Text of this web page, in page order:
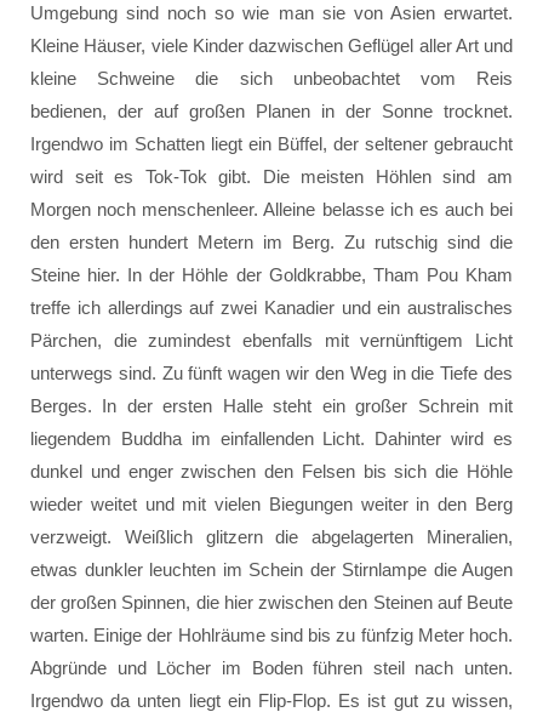
Umgebung sind noch so wie man sie von Asien erwartet.
Kleine Häuser, viele Kinder dazwischen Geflügel aller Art und
kleine Schweine die sich unbeobachtet vom Reis
bedienen, der auf großen Planen in der Sonne trocknet.
Irgendwo im Schatten liegt ein Büffel, der seltener gebraucht
wird seit es Tok-Tok gibt. Die meisten Höhlen sind am
Morgen noch menschenleer. Alleine belasse ich es auch bei
den ersten hundert Metern im Berg. Zu rutschig sind die
Steine hier. In der Höhle der Goldkrabbe, Tham Pou Kham
treffe ich allerdings auf zwei Kanadier und ein australisches
Pärchen, die zumindest ebenfalls mit vernünftigem Licht
unterwegs sind. Zu fünft wagen wir den Weg in die Tiefe des
Berges. In der ersten Halle steht ein großer Schrein mit
liegendem Buddha im einfallenden Licht. Dahinter wird es
dunkel und enger zwischen den Felsen bis sich die Höhle
wieder weitet und mit vielen Biegungen weiter in den Berg
verzweigt. Weißlich glitzern die abgelagerten Mineralien,
etwas dunkler leuchten im Schein der Stirnlampe die Augen
der großen Spinnen, die hier zwischen den Steinen auf Beute
warten. Einige der Hohlräume sind bis zu fünfzig Meter hoch.
Abgründe und Löcher im Boden führen steil nach unten.
Irgendwo da unten liegt ein Flip-Flop. Es ist gut zu wissen,